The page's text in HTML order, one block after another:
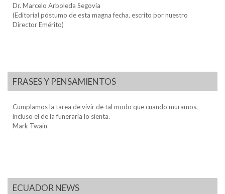
Dr. Marcelo Arboleda Segovia
(Editorial póstumo de esta magna fecha, escrito por nuestro
Director Emérito)
FRASES Y PENSAMIENTOS
Cumplamos la tarea de vivir de tal modo que cuando muramos,
incluso el de la funeraria lo sienta.
Mark Twain
ECUADOR NEWS